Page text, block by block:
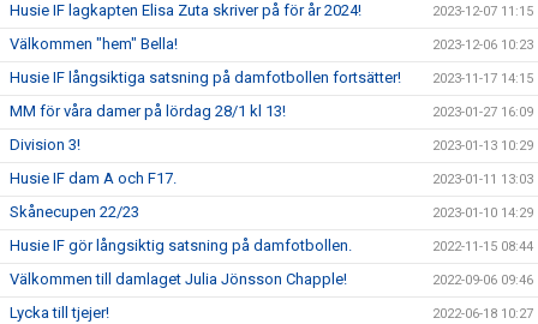
Husie IF lagkapten Elisa Zuta skriver på för år 2024! 2023-12-07 11:15
Välkommen "hem" Bella! 2023-12-06 10:23
Husie IF långsiktiga satsning på damfotbollen fortsätter! 2023-11-17 14:15
MM för våra damer på lördag 28/1 kl 13! 2023-01-27 16:09
Division 3! 2023-01-13 10:29
Husie IF dam A och F17. 2023-01-11 13:03
Skånecupen 22/23 2023-01-10 14:29
Husie IF gör långsiktig satsning på damfotbollen. 2022-11-15 08:44
Välkommen till damlaget Julia Jönsson Chapple! 2022-09-06 09:46
Lycka till tjejer! 2022-06-18 10:27